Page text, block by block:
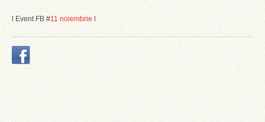
l Event FB #11 noiembrie